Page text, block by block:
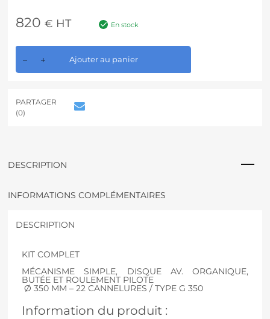
820 € HT En stock
Ajouter au panier
PARTAGER
(0)
DESCRIPTION
INFORMATIONS COMPLÉMENTAIRES
DESCRIPTION
KIT COMPLET
MÉCANISME SIMPLE, DISQUE AV. ORGANIQUE,
BUTÉE ET ROULEMENT PILOTE
Ø 350 MM – 22 CANNELURES / TYPE G 350
Information du produit :